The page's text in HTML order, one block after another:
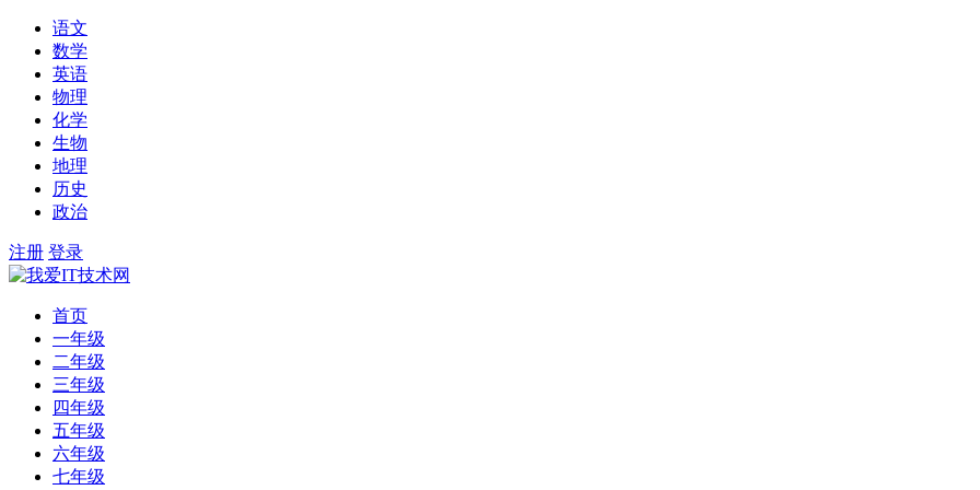
语文
数学
英语
物理
化学
生物
地理
历史
政治
注册 登录
首页
一年级
二年级
三年级
四年级
五年级
六年级
七年级